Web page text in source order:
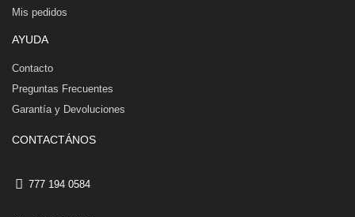
Mis pedidos
AYUDA
Contacto
Preguntas Frecuentes
Garantía y Devoluciones
CONTACTÁNOS
777 194 0584